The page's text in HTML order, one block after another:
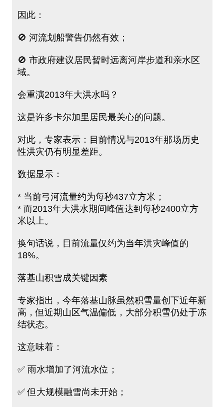
因此：
🚫 河流划船警告仍然有效；
🚫 市政府建议居民暂时远离河岸步道和亲水区
域。
会重演2013年大洪水吗？
这是许多卡尔加里居民最关心的问题。
对此，专家表示：目前情况与2013年那场历史
性洪灾仍有明显差距。
数据显示：
* 当前弓河流量约为每秒437立方米；
* 而2013年大洪水期间峰值达到每秒2400立方
米以上。
换句话说，目前流量仅约为当年洪灾峰值的
18%。
落基山积雪成关键因素
专家指出，今年落基山脉虽然积雪量创下近年新
高，但近期山区气温偏低，大部分积雪仍处于冻
结状态。
这意味着：
✅ 雨水增加了河流水位；
✅ 但大规模融雪尚未开始；